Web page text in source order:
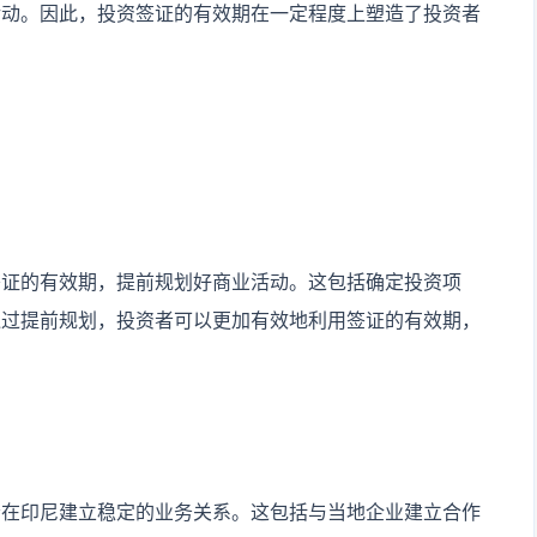
。因此，投资签证的有效期在一定程度上塑造了投资者
的有效期，提前规划好商业活动。这包括确定投资项
提前规划，投资者可以更加有效地利用签证的有效期，
印尼建立稳定的业务关系。这包括与当地企业建立合作